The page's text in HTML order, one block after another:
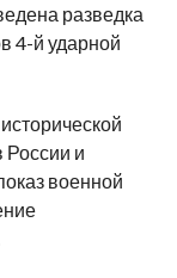
разведка
4-й ударной
России и
военной